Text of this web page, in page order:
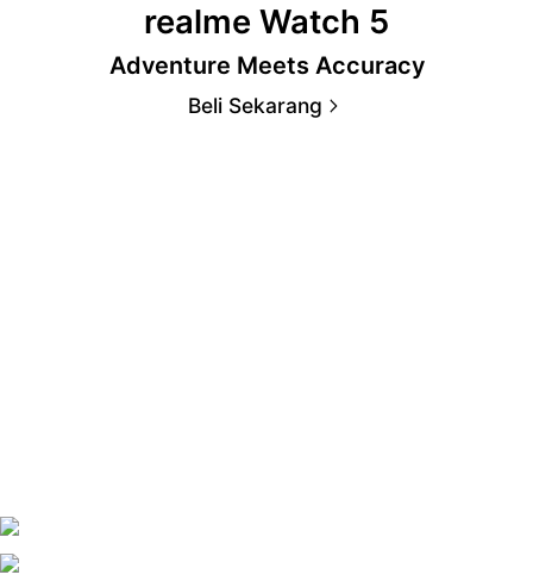
The Sound of AI
Beli Sekarang
realme Watch 5
Adventure Meets Accuracy
Beli Sekarang